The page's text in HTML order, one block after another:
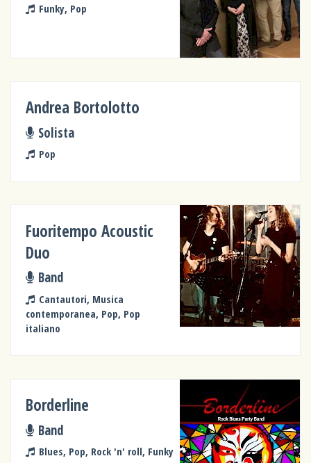
Funky, Pop
Andrea Bortolotto
Solista
Pop
Fuoritempo Acoustic
Duo
Band
Cantautori, Musica
contemporanea, Pop, Pop
italiano
Borderline
Band
Blues, Pop, Rock 'n' roll, Funky